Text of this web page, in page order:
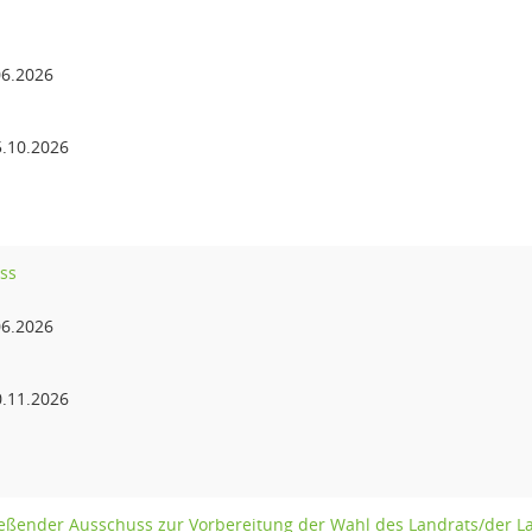
Ausschuss zur Vorbereitung der Wahl des Landrats/der